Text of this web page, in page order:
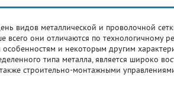
видов металлической и проволочной
всего они отличаются по технологичному
и некоторым другим
типа металла, является широко
строительно-монтажными